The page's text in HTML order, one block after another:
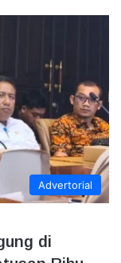
Advertorial
di